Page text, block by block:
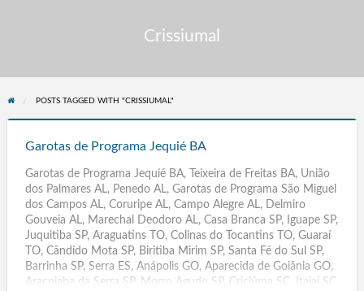
Crissiumal
POSTS TAGGED WITH "CRISSIUMAL"
Jequié
Garotas de Programa Jequié BA
Garotas de Programa Jequié BA, Teixeira de Freitas BA, União
dos Palmares AL, Penedo AL, Garotas de Programa São Miguel
dos Campos AL, Coruripe AL, Campo Alegre AL, Delmiro
Gouveia AL, Marechal Deodoro AL, Casa Branca SP, Iguape SP,
Juquitiba SP, Araguatins TO, Colinas do Tocantins TO, Guaraí
TO, Cândido Mota SP, Biritiba Mirim SP, Santa Fé do Sul SP,
Barrinha SP, Serra ES, Anápolis GO, Aparecida de Goiânia GO,
Araçoiaba da Serra SP, Morro Agudo SP, Criciúma SC, Itajaí SC,